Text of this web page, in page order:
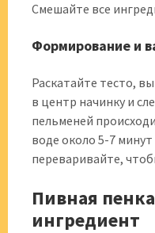
Смешайте все
Формирование и
Раскатайте тесто,
в центр начинку и
пельменей
воде около 5-7
переваривайте,
Пивная
ингредиент